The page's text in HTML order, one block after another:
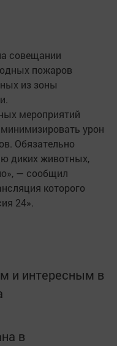
совещании
пожаров
из зоны
мероприятий
урон
Обязательно
диких животных,
— сообщил
которого
24».
и интересным в
в